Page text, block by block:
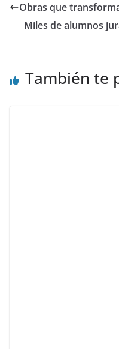
Obras que
Miles de alumnos
También te